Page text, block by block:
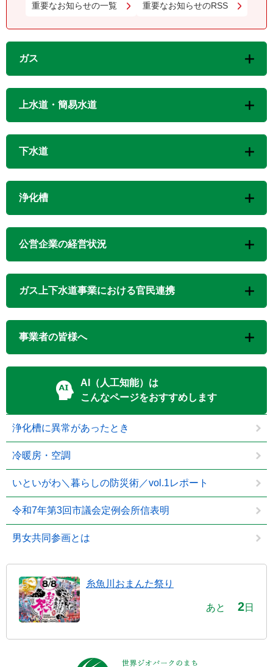
重要なお知らせの一覧 重要なお知らせのRSS
ガス
上水道・簡易水道
下水道
浄化槽
公営企業の経営状況
ガス上下水道事業における官民連携
事業者の皆様へ
AI（人工知能）は
こんなページをおすすめします
浄化槽に異常があったとき
冷暖房・空調
いといがわ＼暮らしの防災術／vol.1レポート
令和7年第3回市議会定例会所信表明
男女共同参画とは
糸魚川おまんた祭り
あと 2日